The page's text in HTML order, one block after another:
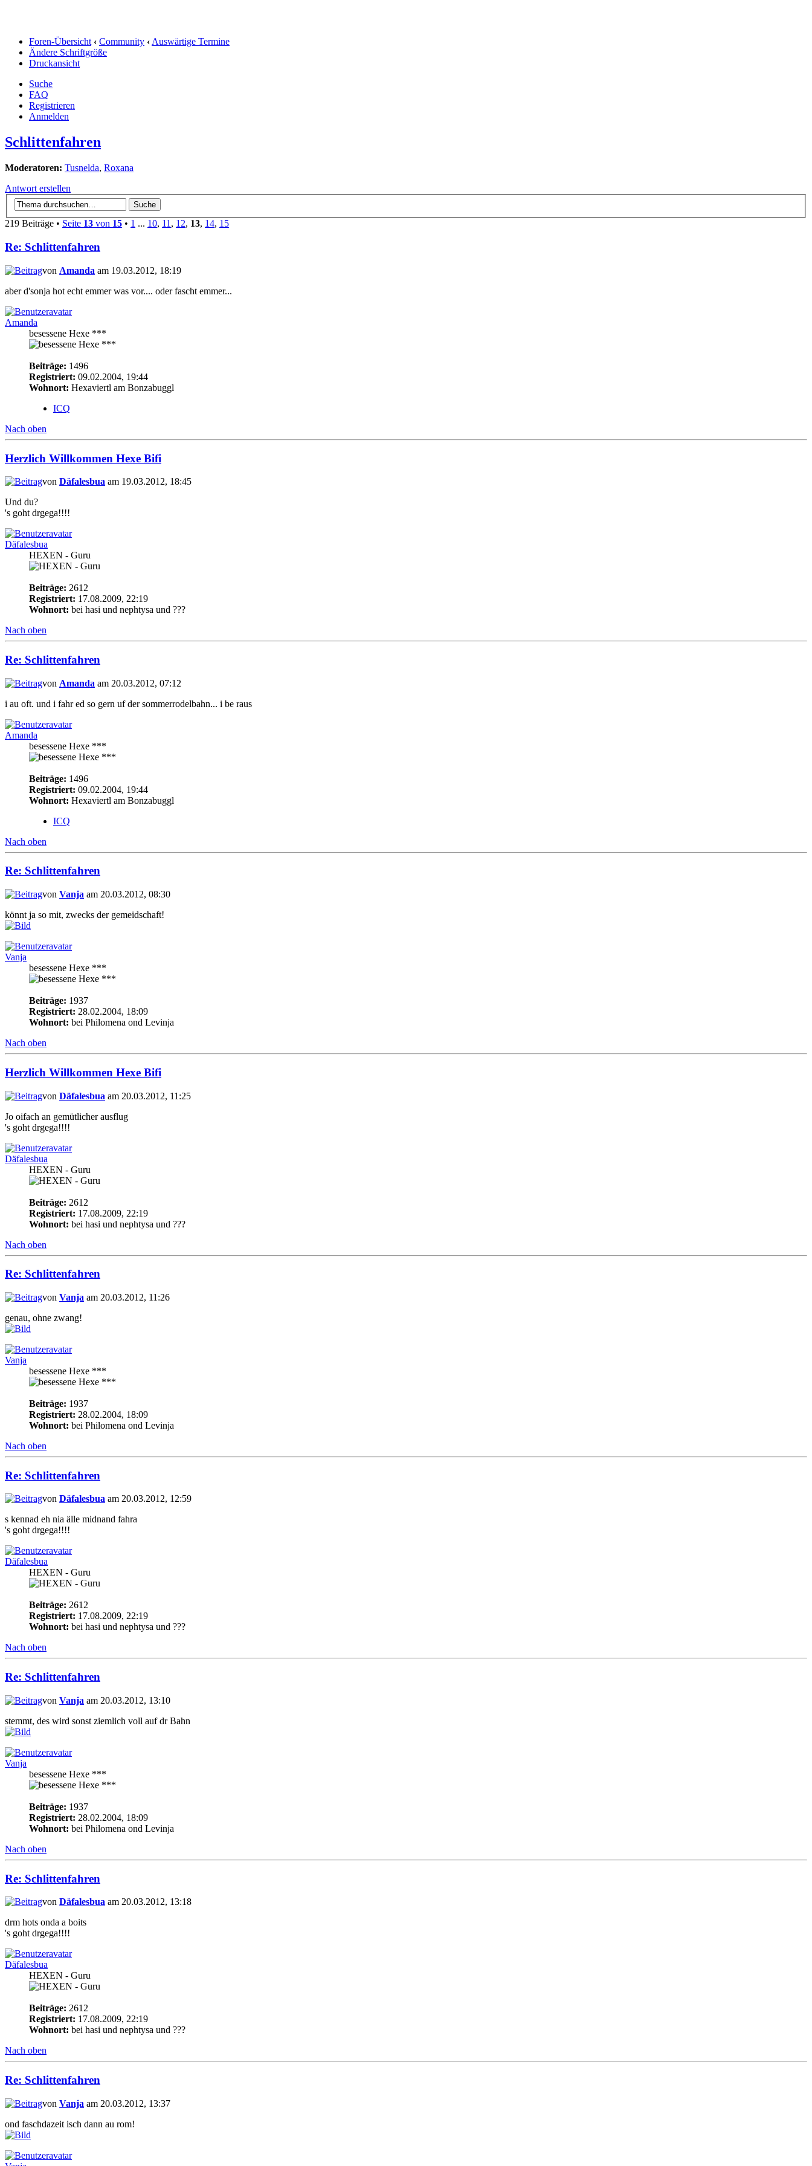
Foren-Übersicht ‹ Community ‹ Auswärtige Termine
Ändere Schriftgröße
Druckansicht
Suche
FAQ
Registrieren
Anmelden
Schlittenfahren
Moderatoren: Tusnelda, Roxana
Antwort erstellen
219 Beiträge • Seite 13 von 15 • 1 ... 10, 11, 12, 13, 14, 15
Re: Schlittenfahren
von Amanda am 19.03.2012, 18:19
aber d'sonja hot echt emmer was vor.... oder fascht emmer...
Amanda
besessene Hexe ***
Beiträge: 1496
Registriert: 09.02.2004, 19:44
Wohnort: Hexaviertl am Bonzabuggl
ICQ
Nach oben
Herzlich Willkommen Hexe Bifi
von Däfalesbua am 19.03.2012, 18:45
Und du?
's goht drgega!!!!
Däfalesbua
HEXEN - Guru
Beiträge: 2612
Registriert: 17.08.2009, 22:19
Wohnort: bei hasi und nephtysa und ???
Nach oben
Re: Schlittenfahren
von Amanda am 20.03.2012, 07:12
i au oft. und i fahr ed so gern uf der sommerrodelbahn... i be raus
Amanda
besessene Hexe ***
Beiträge: 1496
Registriert: 09.02.2004, 19:44
Wohnort: Hexaviertl am Bonzabuggl
ICQ
Nach oben
Re: Schlittenfahren
von Vanja am 20.03.2012, 08:30
könnt ja so mit, zwecks der gemeidschaft!
Vanja
besessene Hexe ***
Beiträge: 1937
Registriert: 28.02.2004, 18:09
Wohnort: bei Philomena ond Levinja
Nach oben
Herzlich Willkommen Hexe Bifi
von Däfalesbua am 20.03.2012, 11:25
Jo oifach an gemütlicher ausflug
's goht drgega!!!!
Däfalesbua
HEXEN - Guru
Beiträge: 2612
Registriert: 17.08.2009, 22:19
Wohnort: bei hasi und nephtysa und ???
Nach oben
Re: Schlittenfahren
von Vanja am 20.03.2012, 11:26
genau, ohne zwang!
Vanja
besessene Hexe ***
Beiträge: 1937
Registriert: 28.02.2004, 18:09
Wohnort: bei Philomena ond Levinja
Nach oben
Re: Schlittenfahren
von Däfalesbua am 20.03.2012, 12:59
s kennad eh nia älle midnand fahra
's goht drgega!!!!
Däfalesbua
HEXEN - Guru
Beiträge: 2612
Registriert: 17.08.2009, 22:19
Wohnort: bei hasi und nephtysa und ???
Nach oben
Re: Schlittenfahren
von Vanja am 20.03.2012, 13:10
stemmt, des wird sonst ziemlich voll auf dr Bahn
Vanja
besessene Hexe ***
Beiträge: 1937
Registriert: 28.02.2004, 18:09
Wohnort: bei Philomena ond Levinja
Nach oben
Re: Schlittenfahren
von Däfalesbua am 20.03.2012, 13:18
drm hots onda a boits
's goht drgega!!!!
Däfalesbua
HEXEN - Guru
Beiträge: 2612
Registriert: 17.08.2009, 22:19
Wohnort: bei hasi und nephtysa und ???
Nach oben
Re: Schlittenfahren
von Vanja am 20.03.2012, 13:37
ond faschdazeit isch dann au rom!